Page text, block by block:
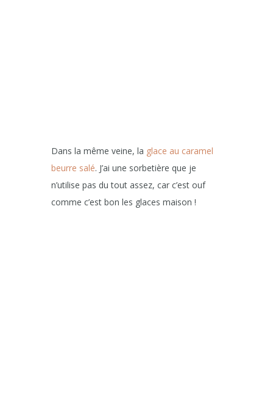
Dans la même veine, la glace au caramel
beurre salé. J’ai une sorbetière que je
n’utilise pas du tout assez, car c’est ouf
comme c’est bon les glaces maison !